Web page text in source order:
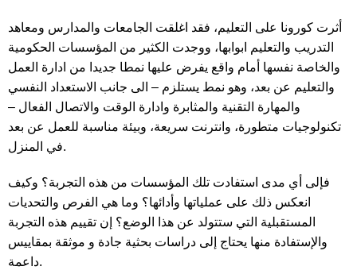
أثرت كورونا على التعليم، فقد اغلقت الجامعات والمدارس ومعاهد
التدريب والتعليم ابوابها، ووجدت الكثير من المؤسسات الحكومية
والخاصة نفسها أمام واقع يفرض عليها نمطا جديدا من ادارة العمل
والتعليم عن بعد، وهو نمط يستلزم – الى جانب الاستعداد النفسي
والمهارة التقنية والمثابرة وادارة الوقت والاتصال الفعال –
تكنولوجيات متطورة، وانترنت سريعة، وبيئة مناسبة للعمل عن بعد
في المنزل.
فإلى أي مدى استفادت تلك المؤسسات من هذه التجربة؟ وكيف
انعكس ذلك على عملياتها وأدائها؟ وما هي الفرص والتحديات
المستقبلية التي ستتولد عن هذا الوضع؟ إن تقييم هذه التجربة
والإستفادة منها يحتاج إلى دراسات بحثية جادة و موثقة بمقاييس
داعمة.